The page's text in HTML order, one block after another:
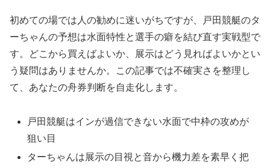
初めての場では人の勧めに迷いがちですが、戸田競艇のタ
ーちゃんの予想は水面特性と選手の癖を結び直す実戦型で
す。どこから買えばよいか、展示はどう見ればよいかとい
う疑問はありませんか。この記事では不確実さを整理し
て、あなたの舟券判断を自走化します。
戸田競艇はインが過信できない水面で中枠の攻めが
狙い目
ターちゃんは展示の目視と音から機力差を素早く把